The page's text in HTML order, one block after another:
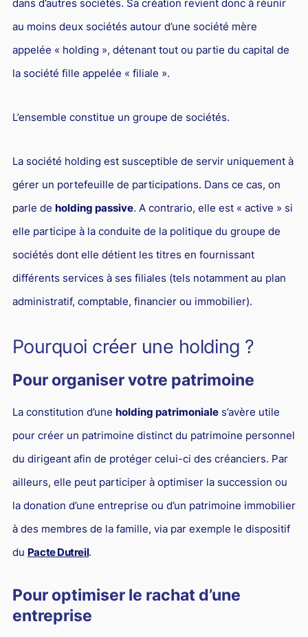
L'industrie
Droit aérien
Caution bancaire
Communication et nouvelles technologies
Concurrence déloyale
Transport
Restructuration d'entreprise
Droit et Fiscalité du marché de l'Art
Hôtellerie et restauration
Responsabilité civile
Banque et Assurance
Droit bancaire
Droit de la réparation et du dommage corporel
dans d’autres sociétés. Sa création revient donc à réunir
au moins deux sociétés autour d’une société mère
appelée « holding », détenant tout ou partie du capital de
la société fille appelée « filiale ».
L’ensemble constitue un groupe de sociétés.
La société holding est susceptible de servir uniquement à
gérer un portefeuille de participations. Dans ce cas, on
parle de holding passive. A contrario, elle est « active » si
elle participe à la conduite de la politique du groupe de
sociétés dont elle détient les titres en fournissant
différents services à ses filiales (tels notamment au plan
administratif, comptable, financier ou immobilier).
Pourquoi créer une holding ?
Pour organiser votre patrimoine
La constitution d’une holding patrimoniales’avère utile
pour créer un patrimoine distinct du patrimoine personnel
du dirigeant afin de protéger celui-ci des créanciers. Par
ailleurs, elle peut participer à optimiser la succession ou
la donation d’une entreprise ou d’un patrimoine immobilier
à des membres de la famille, via par exemple le dispositif
du Pacte Dutreil.
Pour optimiser le rachat d’une
entreprise